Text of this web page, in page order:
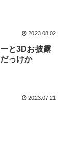
2023.08.02
と3Dお披露
っけか
2023.07.21